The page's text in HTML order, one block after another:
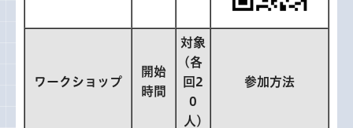
ワークショップ
開始
時間
対象
(各
回2
0
人)
参加方法